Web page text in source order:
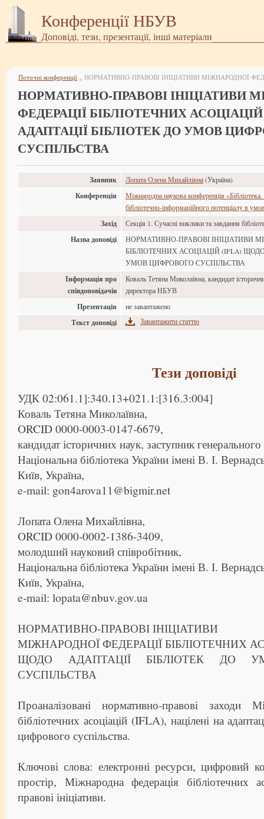
Конференції НБУВ
Доповіді, тези, презентації, інші матеріали
Поточні конференції »
НОРМАТИВНО-ПРАВОВІ ІНІЦІАТИВИ
ФЕДЕРАЦІЇ БІБЛІОТЕЧНИХ
АДАПТАЦІЇ БІБЛІОТЕК ДО УМОВ
СУСПІЛЬСТВА
Заявник Лопата Олена Михайлівна (Україна)
Конференція
Міжнародна наукова конференція
бібліотечно-інформаційного потенціалу в
Захід Секція 1. Сучасні виклики та завдання
Назва доповіді
НОРМАТИВНО-ПРАВОВІ ІНІЦІАТИВИ
БІБЛІОТЕЧНИХ АСОЦІАЦІЙ (IFLA)
УМОВ ЦИФРОВОГО СУСПІЛЬСТВА
Інформація про
співдоповідачів
Коваль Тетяна Миколаївна, кандидат
директора НБУВ
Презентація не завантажено
Текст доповіді Завантажити статтю
Тези доповіді
УДК 02:061.1]:340.13+021.1:[316.3:004]
Коваль Тетяна Миколаївна,
ORCID 0000-0003-0147-6679,
кандидат історичних наук, заступник
Національна бібліотека України імені В. І.
Київ, Україна,
e-mail: gon4arova11@bigmir.net
Лопата Олена Михайлівна,
ORCID 0000-0002-1386-3409,
молодший науковий співробітник,
Національна бібліотека України імені В. І.
Київ, Україна,
e-mail: lopata@nbuv.gov.ua
НОРМАТИВНО-ПРАВОВІ ІНІЦІАТИВИ
МІЖНАРОДНОЇ ФЕДЕРАЦІЇ БІБЛІОТЕЧНИХ
ЩОДО АДАПТАЦІЇ БІБЛІОТЕК ДО
СУСПІЛЬСТВА
Проаналізовані нормативно-правові заходи
бібліотечних асоціацій (IFLA), націлені на
цифрового суспільства.
Ключові слова: електронні ресурси, цифровий
простір, Міжнародна федерація бібліотечних
правові ініціативи.